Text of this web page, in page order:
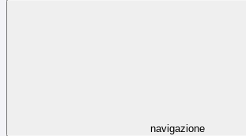
navigazione